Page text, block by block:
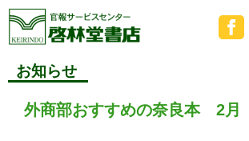
お知らせ
外商部おすすめの奈良本 2月